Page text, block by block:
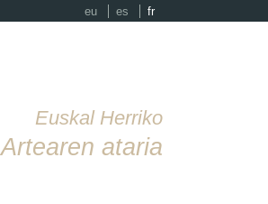
eu es fr
Euskal Herriko
Artearen ataria